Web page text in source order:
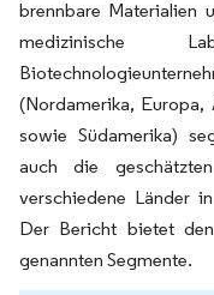
brennbare Materialien
medizinische
(Nordamerika, Europa,
sowie Südamerika)
auch die
verschiedene Länder
Der Bericht bietet
genannten Segmente.